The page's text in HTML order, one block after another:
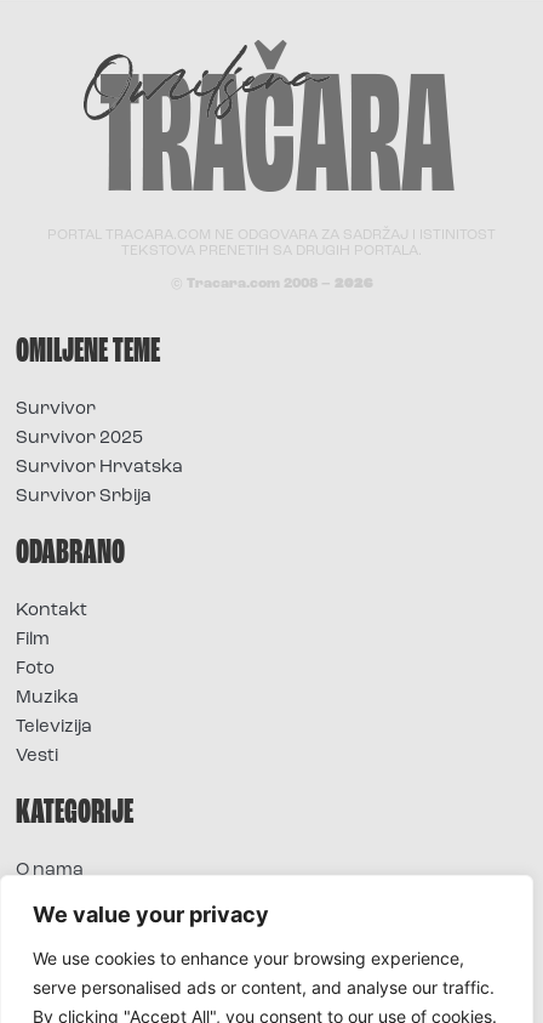
We value your privacy
We use cookies to enhance your browsing experience,
serve personalised ads or content, and analyse our traffic.
By clicking "Accept All", you consent to our use of cookies.
PORTAL TRACARA.COM NE ODGOVARA ZA SADRŽAJ I ISTINITOST
TEKSTOVA PRENETIH SA DRUGIH PORTALA.
© Tracara.com 2008 – 2026
OMILJENE TEME
Survivor
Survivor 2025
Survivor Hrvatska
Survivor Srbija
ODABRANO
Kontakt
Film
Foto
Muzika
Televizija
Vesti
KATEGORIJE
O nama
Extra
Foto
Moda
TV